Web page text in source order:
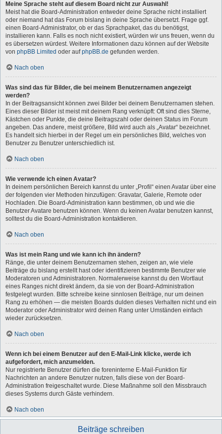
Meine Sprache steht auf diesem Board nicht zur Auswahl!
Meist hat die Board-Administration entweder deine Sprache nicht installiert
oder niemand hat das Forum bislang in deine Sprache übersetzt. Frage ggf.
einen Board-Administrator, ob er das Sprachpaket, das du benötigst,
installieren kann. Falls es noch nicht existiert, würden wir uns freuen, wenn du
es übersetzen würdest. Weitere Informationen dazu können auf der Website
von phpBB Limited oder aufphpBB.de gefunden werden.
Nach oben
Was sind das für Bilder, die bei meinem Benutzernamen angezeigt
werden?
In der Beitragsansicht können zwei Bilder bei deinem Benutzernamen stehen.
Eines dieser Bilder ist meist mit deinem Rang verknüpft: Oft sind dies Sterne,
Kästchen oder Punkte, die deine Beitragszahl oder deinen Status im Forum
angeben. Das andere, meist größere, Bild wird auch als „Avatar“ bezeichnet.
Es handelt sich hierbei in der Regel um ein persönliches Bild, welches von
Benutzer zu Benutzer unterschiedlich ist.
Nach oben
Wie verwende ich einen Avatar?
In deinem persönlichen Bereich kannst du unter „Profil“ einen Avatar über eine
der folgenden vier Methoden hinzufügen: Gravatar, Galerie, Remote oder
Hochladen. Die Board-Administration kann bestimmen, ob und wie die
Benutzer Avatare benutzen können. Wenn du keinen Avatar benutzen kannst,
solltest du die Board-Administration kontaktieren.
Nach oben
Was ist mein Rang und wie kann ich ihn ändern?
Ränge, die unter deinem Benutzernamen stehen, zeigen an, wie viele
Beiträge du bislang erstellt hast oder identifizieren bestimmte Benutzer wie
Moderatoren und Administratoren. Normalerweise kannst du den Wortlaut
eines Ranges nicht direkt ändern, da sie von der Board-Administration
festgelegt wurden. Bitte schreibe keine sinnlosen Beiträge, nur um deinen
Rang zu erhöhen — die meisten Boards dulden dieses Verhalten nicht und ein
Moderator oder Administrator wird deinen Rang unter Umständen einfach
wieder zurücksetzen.
Nach oben
Wenn ich bei einem Benutzer auf den E-Mail-Link klicke, werde ich
aufgefordert, mich anzumelden.
Nur registrierte Benutzer dürfen die foreninterne E-Mail-Funktion für
Nachrichten an andere Benutzer nutzen, falls diese von der Board-
Administration freigeschaltet wurde. Diese Maßnahme soll den Missbrauch
dieses Systems durch Gäste verhindern.
Nach oben
Beiträge schreiben